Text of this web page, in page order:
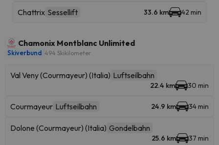
Chattrix Sessellift 33.6 km 42 min
Chamonix Montblanc Unlimited
Skiverbund 494 Skikilometer
Val Veny (Courmayeur) (Italia) Luftseilbahn
22.4 km 30 min
Courmayeur Luftseilbahn 24.9 km 34 min
Dolone (Courmayeur) (Italia) Gondelbahn
25.6 km 37 min